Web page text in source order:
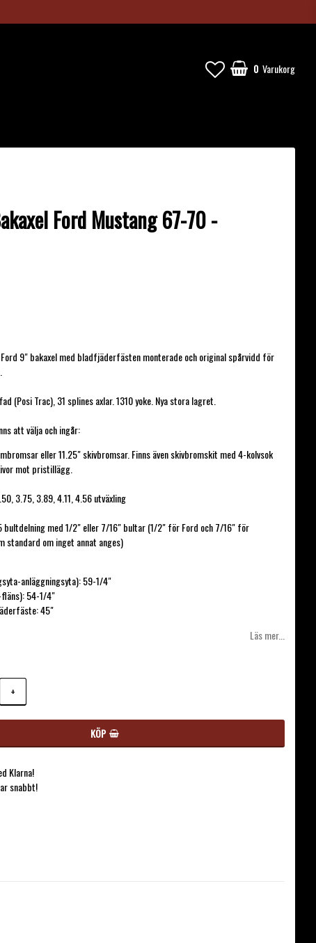
0 Varukorg
Ford Mustang 67-70 -
9" bakaxel med bladfjäderfästen monterade och original spårvidd för
(Posi Trac), 31 splines axlar. 1310 yoke. Nya stora lagret.
eller 11.25" skivbromsar. Finns även skivbromskit med 4-kolvsok
mot pristillägg.
3.75, 3.89, 4.11, 4.56 utväxling
bultdelning med 1/2" eller 7/16" bultar (1/2" för Ford och 7/16" för
standard om inget annat anges)
anläggningsyta): 59-1/4"
54-1/4"
45"
Läs mer...
+
KÖP
Klarna!
snabbt!